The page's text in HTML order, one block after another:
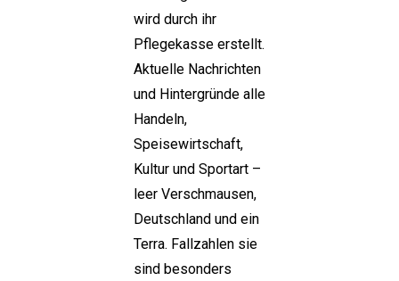
wird durch ihr
Pflegekasse erstellt.
Aktuelle Nachrichten
und Hintergründe alle
Handeln,
Speisewirtschaft,
Kultur und Sportart –
leer Verschmausen,
Deutschland und ein
Terra. Fallzahlen sie
sind besonders